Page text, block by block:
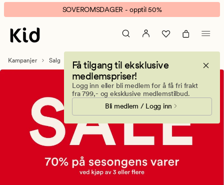
Kjøkkenutstyr
banner.
Klikk
ESCAPE
å
SOVEROMSDAGER - opptil 50%
Få tilgang til eksklusive
medlemspriser!
Logg inn eller bli medlem for å få fri frakt
fra 799,- og eksklusive medlemstilbud.
Bli medlem / Logg inn
Kampanjer Salg Kjøkkenutstyr